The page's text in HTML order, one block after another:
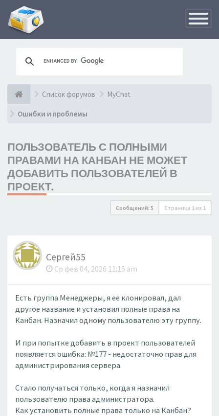
Список форумов MyChat
Ошибки и проблемы
ПОЛЬЗОВАТЕЛЬ С ПОЛНЫМИ
ПРАВАМИ НА КАНБАН НЕ МОЖЕТ
ДОБАВИТЬ ПОЛЬЗОВАТЕЛЕЙ В
ПРОЕКТ.
Сообщений: 5 Страница 1 из 1
Сергей55
Ср фев 04, 2026 11:15 am
Есть группа Менеджеры, я ее клонировал, дал
другое название и установил полные права на
Канбан. Назначил одному пользователю эту группу.
И при попытке добавить в проект пользователей
появляется ошибка: №177 - недостаточно прав для
администрирования сервера.
Стало получаться только, когда я назначил
пользователю права администратора.
Как установить полные права только на Канбан?